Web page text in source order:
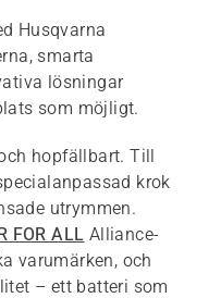
Husqvarna
smarta
lösningar
som möjligt.
hopfällbart. Till
krok
utrymmen.
FOR ALL Alliance-
varumärken, och
– ett batteri som